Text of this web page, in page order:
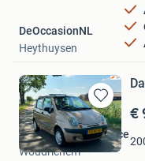
DeOccasionNL
Heythuysen
Bewaren
in
Mijn
Favorieten
€
J&J Trading & Service
Woudrichem